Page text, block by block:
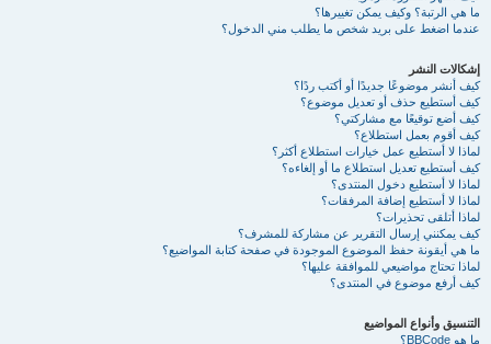
ما هي الرتبة؟ وكيف يمكن تغييرها؟
عندما اضغط على بريد شخص ما يطلب مني الدخول؟
إشكالات النشر
كيف أنشر موضوعًا جديدًا أو أكتب ردًا؟
كيف أستطيع حذف أو تعديل موضوع؟
كيف أضع توقيعًا مع مشاركتي؟
كيف أقوم بعمل استطلاع؟
لماذا لا أستطيع عمل خيارات استطلاع أكثر؟
كيف أستطيع تعديل استطلاع ما أو إلغاءه؟
لماذا لا أستطيع دخول المنتدى؟
لماذا لا أستطيع إضافة المرفقات؟
لماذا أتلقى تحذيرات؟
كيف يمكنني إرسال التقرير عن مشاركة للمشرف؟
ما هي أيقونة حفظ الموضوع الموجودة في صفحة كتابة المواضيع؟
لماذا تحتاج مواضيعي للموافقة عليها؟
كيف أرفع موضوع في المنتدى؟
التنسيق وأنواع المواضيع
ما هو BBCode؟